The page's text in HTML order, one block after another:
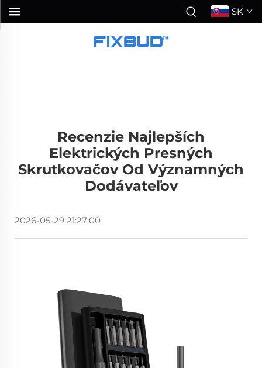
SK
Recenzie Najlepších
Elektrických Presných
Skrutkovačov Od Významných
Dodávateľov
2026-05-29 21:27:00